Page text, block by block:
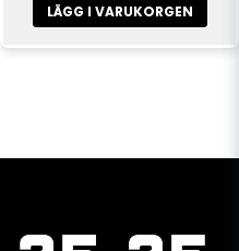
LÄGG I VARUKORGEN